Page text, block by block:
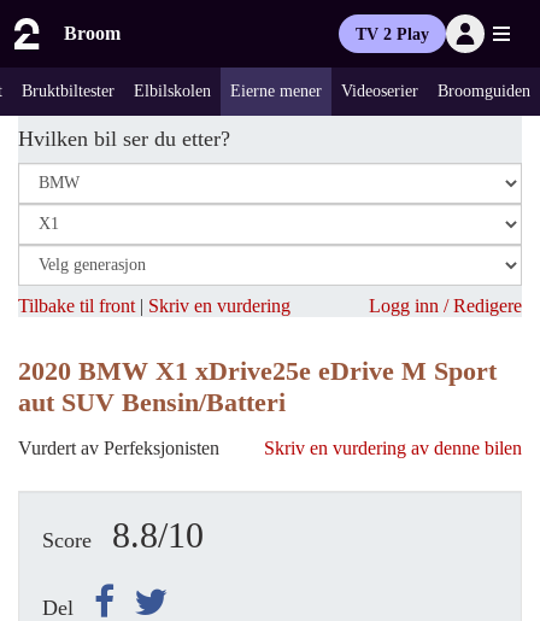
Broom TV 2 Play
Bruktbiltester Elbilskolen Eierne mener Videoserier Broomguiden
Hvilken bil ser du etter?
Tilbake til front | Skriv en vurdering Logg inn / Redigere
2020 BMW X1 xDrive25e eDrive M Sport
aut SUV Bensin/Batteri
Vurdert av Perfeksjonisten Skriv en vurdering av denne bilen
Score 8.8/10
Del